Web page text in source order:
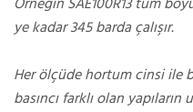
ye kadar 345 barda çalışır.
Her ölçüde hortum cinsi ile
basıncı farklı olan